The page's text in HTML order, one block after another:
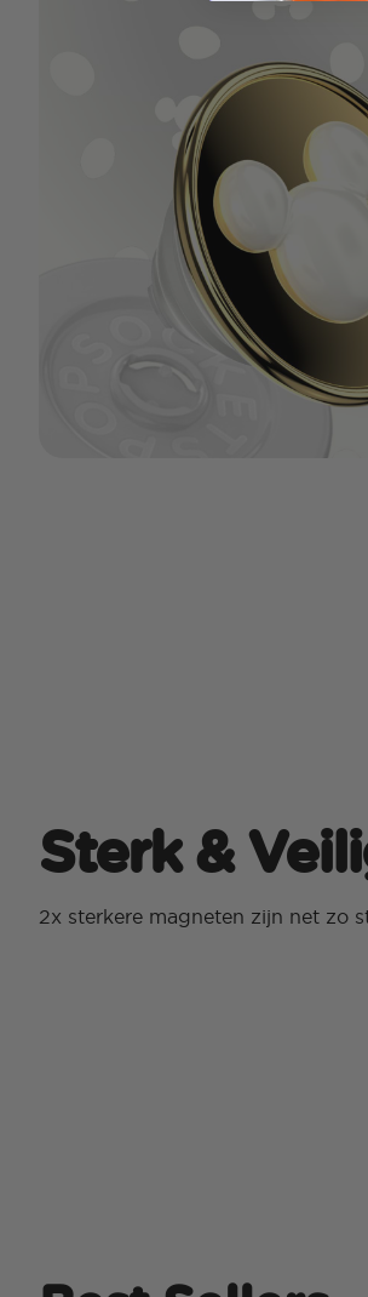
Sterk &
2x sterkere magneten zijn net zo